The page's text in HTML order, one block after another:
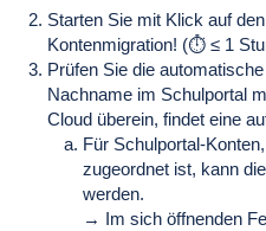
Starten Sie mit Klick auf
Kontenmigration! (⏱ ≤ 1
Prüfen Sie die
Nachname im Schulportal
Cloud überein, findet eine
Für Schulportal-
zugeordnet ist, kann
werden.
→ Im sich öffnenden